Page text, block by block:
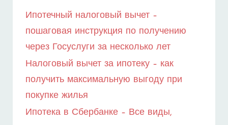
ЗАВИСИТ?
Ипотечный налоговый вычет –
пошаговая инструкция по получению
через Госуслуги за несколько лет
Налоговый вычет за ипотеку – как
получить максимальную выгоду при
покупке жилья
Ипотека в Сбербанке – Все виды,